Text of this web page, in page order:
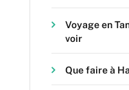
Voyage en
voir
Que faire à